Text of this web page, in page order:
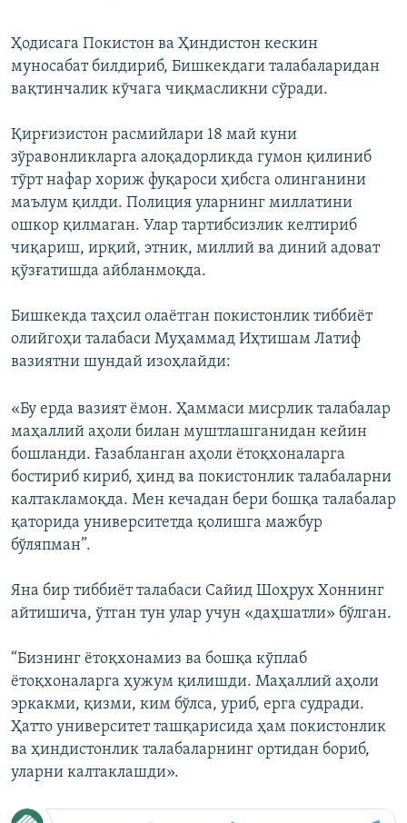
Ҳодисага Покистон ва Ҳиндистон кескин
муносабат билдириб, Бишкекдаги талабаларидан
вақтинчалик кўчага чиқмасликни сўради.
Қирғизистон расмийлари 18 май куни
зўравонликларга алоқадорликда гумон қилиниб
тўрт нафар хориж фуқароси ҳибсга олинганини
маълум қилди. Полиция уларнинг миллатини
ошкор қилмаган. Улар тартибсизлик келтириб
чиқариш, ирқий, этник, миллий ва диний адоват
қўзғатишда айбланмоқда.
Бишкекда таҳсил олаётган покистонлик тиббиёт
олийгоҳи талабаси Муҳаммад Иҳтишам Латиф
вазиятни шундай изоҳлайди:
«Бу ерда вазият ёмон. Ҳаммаси мисрлик талабалар
маҳаллий аҳоли билан муштлашганидан кейин
бошланди. Ғазабланган аҳоли ётоқхоналарга
бостириб кириб, ҳинд ва покистонлик талабаларни
калтакламоқда. Мен кечадан бери бошқа талабалар
қаторида университетда қолишга мажбур
бўляпман”.
Яна бир тиббиёт талабаси Сайид Шоҳрух Хоннинг
айтишича, ўтган тун улар учун «даҳшатли» бўлган.
“Бизнинг ётоқхонамиз ва бошқа кўплаб
ётоқхоналарга ҳужум қилишди. Маҳаллий аҳоли
эркакми, қизми, ким бўлса, уриб, ерга судради.
Ҳатто университет ташқарисида ҳам покистонлик
ва ҳиндистонлик талабаларнинг ортидан бориб,
уларни калтаклашди».